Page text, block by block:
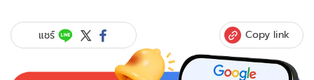
แชร์ Copy link